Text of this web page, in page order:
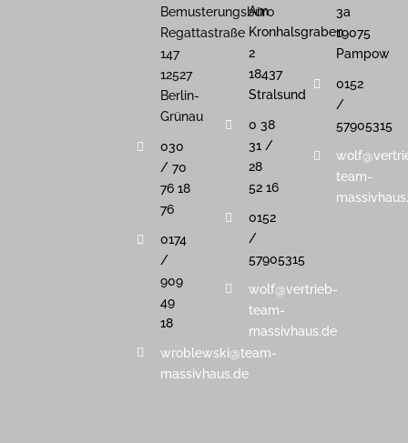
Bemusterungsbüro
Regattastraße
147
12527
Berlin-
Grünau
030
/ 70
76 18
76
0174
/
909
49
18
wroblewski@team-
massivhaus.de
Am
Kronhalsgraben
2
18437
Stralsund
0 38
31 /
28
52 16
0152
/
57905315
wolf@vertrieb-
team-
massivhaus.de
3a
19075
Pampow
0152
/
57905315
team-